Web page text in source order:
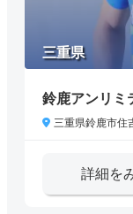
三重県
鈴鹿アンリミ
三重県鈴鹿市住
詳細を